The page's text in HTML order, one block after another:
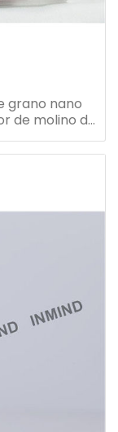
grano nano
de molino de